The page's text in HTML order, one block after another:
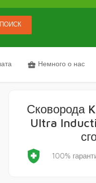
ПОИСК
business_center Немного о нас
Сковорода
Ultra
health_and_safety 100%